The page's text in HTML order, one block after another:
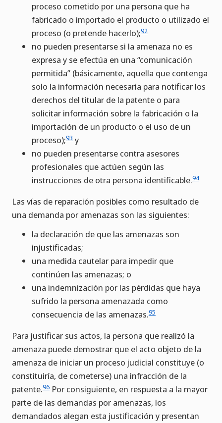
proceso cometido por una persona que ha
fabricado o importado el producto o utilizado el
proceso (o pretende hacerlo);92
no pueden presentarse si la amenaza no es
expresa y se efectúa en una “comunicación
permitida” (básicamente, aquella que contenga
solo la información necesaria para notificar los
derechos del titular de la patente o para
solicitar información sobre la fabricación o la
importación de un producto o el uso de un
proceso);93 y
no pueden presentarse contra asesores
profesionales que actúen según las
instrucciones de otra persona identificable.94
Las vías de reparación posibles como resultado de
una demanda por amenazas son las siguientes:
la declaración de que las amenazas son
injustificadas;
una medida cautelar para impedir que
continúen las amenazas; o
una indemnización por las pérdidas que haya
sufrido la persona amenazada como
consecuencia de las amenazas.95
Para justificar sus actos, la persona que realizó la
amenaza puede demostrar que el acto objeto de la
amenaza de iniciar un proceso judicial constituye (o
constituiría, de cometerse) una infracción de la
patente.96 Por consiguiente, en respuesta a la mayor
parte de las demandas por amenazas, los
demandados alegan esta justificación y presentan